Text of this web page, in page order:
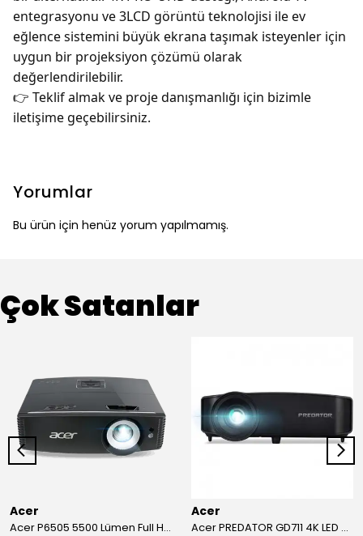
entegrasyonu ve 3LCD görüntü teknolojisi ile ev
eğlence sistemini büyük ekrana taşımak isteyenler için
uygun bir projeksiyon çözümü olarak
değerlendirilebilir.
👉 Teklif almak ve proje danışmanlığı için bizimle
iletişime geçebilirsiniz.
Yorumlar
Bu ürün için henüz yorum yapılmamış.
Çok Satanlar
Acer
Acer P6505 5500 Lümen Full HD Toplantı Odası Projeksiyonu
Acer
Acer PREDATOR GD711 4K LED Projeksiyon